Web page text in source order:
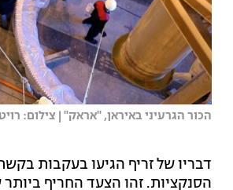
הכור הגרעיני באיראן, ''אראק'' | צילום:
דבריו של זריף הגיעו בעקבות
הסנקציות. זהו הצעד החריף